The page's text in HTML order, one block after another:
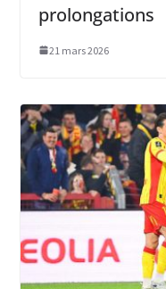
prolongations
21 mars 2026